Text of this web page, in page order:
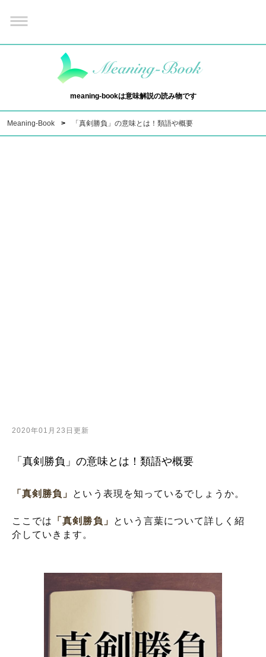
meaning-bookは意味解説の読み物です
Meaning-Book 「真剣勝負」の意味とは！類語や概要
2020年01月23日更新
「真剣勝負」の意味とは！類語や概要
「真剣勝負」 という表現を知っているでしょうか。
ここでは 「真剣勝負」
という言葉について詳しく紹
介していきます。